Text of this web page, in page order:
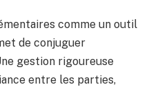
comme un outil
de conjuguer
gestion rigoureuse
entre les parties,